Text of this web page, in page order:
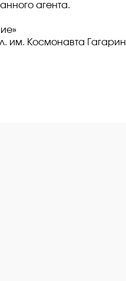
агента.
им. Космонавта